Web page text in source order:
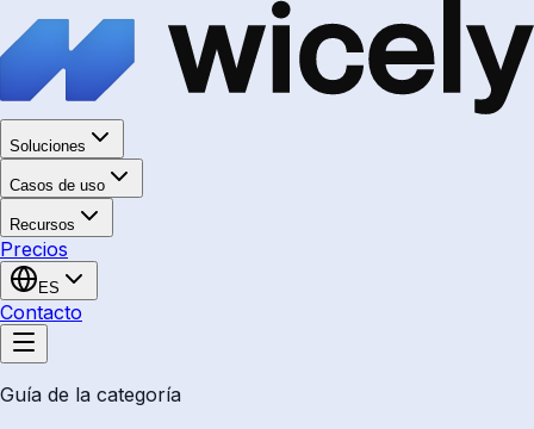
Soluciones
Casos de uso
Recursos
Precios
ES
Contacto
Guía de la categoría